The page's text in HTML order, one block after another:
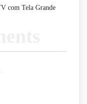
com Tela Grande